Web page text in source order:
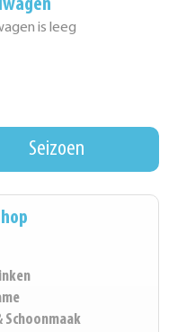
is leeg
Seizoen
Schoonmaak